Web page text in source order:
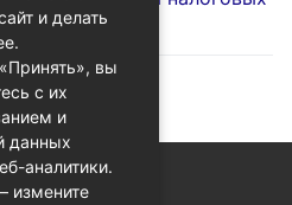
и делать
вы
с их
и
данных
аналитики.
измените